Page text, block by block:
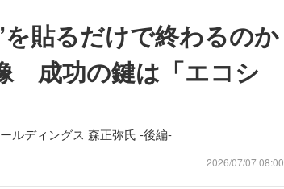
貼るだけで終わるのか
成功の鍵は「エコシ
ルディングス 森正弥氏 -後編-
2026/07/07 08:00